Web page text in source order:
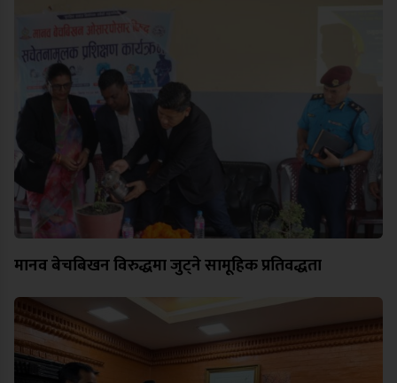
मानव बेचबिखन विरुद्धमा जुट्ने सामूहिक प्रतिवद्धता